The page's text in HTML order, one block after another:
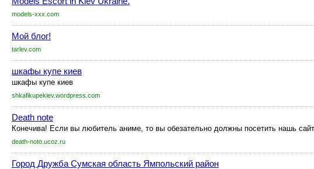
models-xxx.com
Мой блог!
tarlev.com
шкафы купе киев
шкафы купе киев
shkafikupekiev.wordpress.com
Death note
Конечива! Если вы любитель аниме, то вы обезательно должны посетить нашь
death-noto.ucoz.ru
Город Дружба Сумская область Ямпольский район